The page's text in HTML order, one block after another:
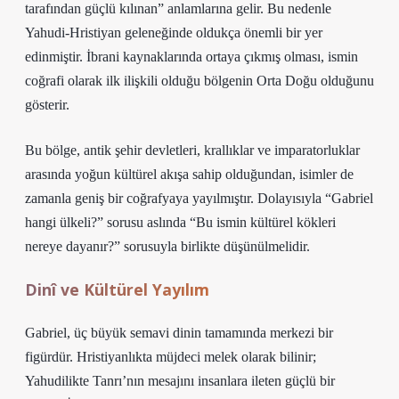
tarafından güçlü kılınan” anlamlarına gelir. Bu nedenle
Yahudi-Hristiyan geleneğinde oldukça önemli bir yer
edinmiştir. İbrani kaynaklarında ortaya çıkmış olması, ismin
coğrafi olarak ilk ilişkili olduğu bölgenin Orta Doğu olduğunu
gösterir.
Bu bölge, antik şehir devletleri, krallıklar ve imparatorluklar
arasında yoğun kültürel akışa sahip olduğundan, isimler de
zamanla geniş bir coğrafyaya yayılmıştır. Dolayısıyla “Gabriel
hangi ülkeli?” sorusu aslında “Bu ismin kültürel kökleri
nereye dayanır?” sorusuyla birlikte düşünülmelidir.
Dinî ve Kültürel Yayılım
Gabriel, üç büyük semavi dinin tamamında merkezi bir
figürdür. Hristiyanlıkta müjdeci melek olarak bilinir;
Yahudilikte Tanrı’nın mesajını insanlara ileten güçlü bir